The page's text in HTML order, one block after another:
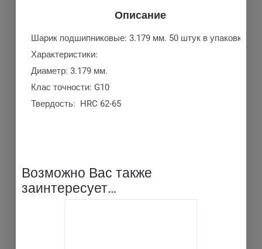
Описание
Шарик подшипниковые: 3.179 мм. 50 штук в упаковке.
Характеристики:
Диаметр: 3.179 мм.
Клас точности: G10
Твердость: HRC 62-65
Возможно Вас также
заинтересует…